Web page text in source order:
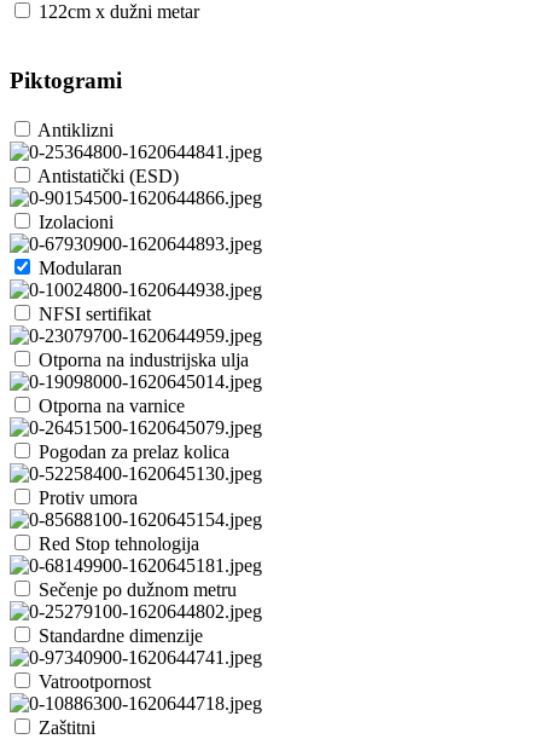
122cm x dužni metar
Piktogrami
Antiklizni
Antistatički (ESD)
Izolacioni
Modularan
NFSI sertifikat
Otporna na industrijska ulja
Otporna na varnice
Pogodan za prelaz kolica
Protiv umora
Red Stop tehnologija
Sečenje po dužnom metru
Standardne dimenzije
Vatrootpornost
Zaštitni